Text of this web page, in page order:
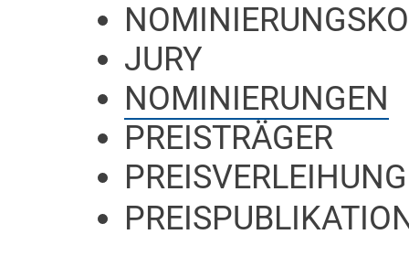
JURY
NOMINIERUNGEN
PREISTRÄGER
PREISVERLEIHUNG